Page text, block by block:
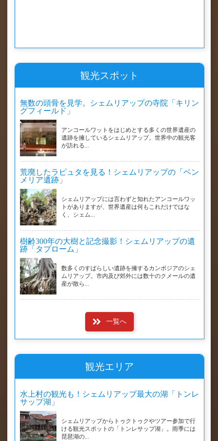
観光スポット
無数の頭骨を見学。シェムリアップの寺院「キリン
グフィールド」
アンコールワットをはじめとする多くの世界遺産の
遺跡を擁しているシェムリアップ。世界中の観光客
が訪れる...
荒廃したラピュタを見る！シェムリアップの「ベン
メリア遺跡」
シェムリアップには言わずと知れたアンコールワッ
トがありますが、世界遺産は何もこれだけではな
く、シェム...
樹齢300年の大樹と記念撮影！シェムリアップの遺
跡「タプローム」
数多くのすばらしい遺跡を擁するカンボジアのシェ
ムリアップ。市内及び郊外には数十のクメールの遺
産が散ら...
一覧へ
観光エリア
水上村の観光も！シェムリアップ最大の湖「トンレ
サップ湖」
シェムリアップからトゥクトゥクやツアー参加で行
ける観光スポットの「トンレサップ湖」。雨季には
琵琶湖の...